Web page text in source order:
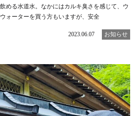
める水道水。なかにはカルキ臭さを感じて、ウ
ォーターを買う方もいますが、安全
2023.06.07 お知らせ